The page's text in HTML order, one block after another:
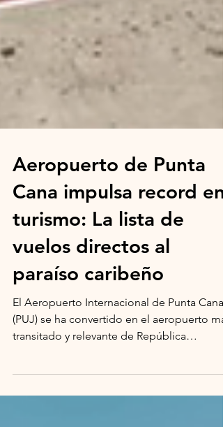
Aeropuerto de Punta
Cana impulsa record en
turismo: La lista de
vuelos directos al
paraíso caribeño
El Aeropuerto Internacional de Punta Cana
(PUJ) se ha convertido en el aeropuerto